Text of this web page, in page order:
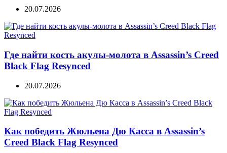
20.07.2026
Где найти кость акулы-молота в Assassin’s Creed
Black Flag Resynced
20.07.2026
Как победить Жюльена Дю Касса в Assassin’s
Creed Black Flag Resynced